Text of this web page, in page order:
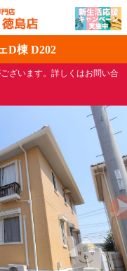
D棟 D202
ざいます。詳しくはお問い合